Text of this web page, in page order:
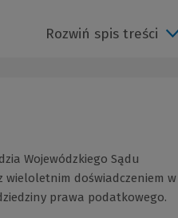
Rozwiń spis treści
Wojewódzkiego Sądu
wieloletnim doświadczeniem w
prawa podatkowego.